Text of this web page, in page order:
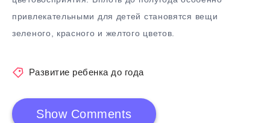
привлекательными для детей становятся вещи
зеленого, красного и желтого цветов.
Развитие ребенка до года
Show Comments